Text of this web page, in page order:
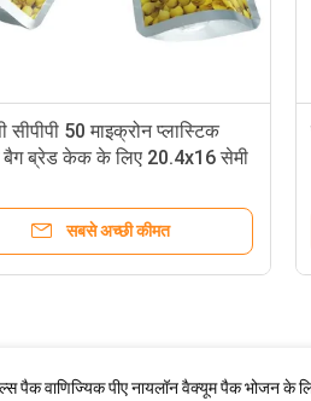
सीपीपी 50 माइक्रोन प्लास्टिक
ब्रेड केक के लिए 20.4x16 सेमी
सबसे अच्छी कीमत
के गद्दे के लिए 50x70 सेमी वैक्यूम सक्शन स्टोरेज बैग
40x60cm PAPE वैक्यूम सक्शन स्टोरेज बैग
पीए नायलॉन पैकेजिंग फिल्म रोल, 0.18 मिमी
3.5 मिल 30x500cm फ़ूडसेवर वैक्यूम सील रोल्स
पीई एयर कुशन फिल्म रोल,